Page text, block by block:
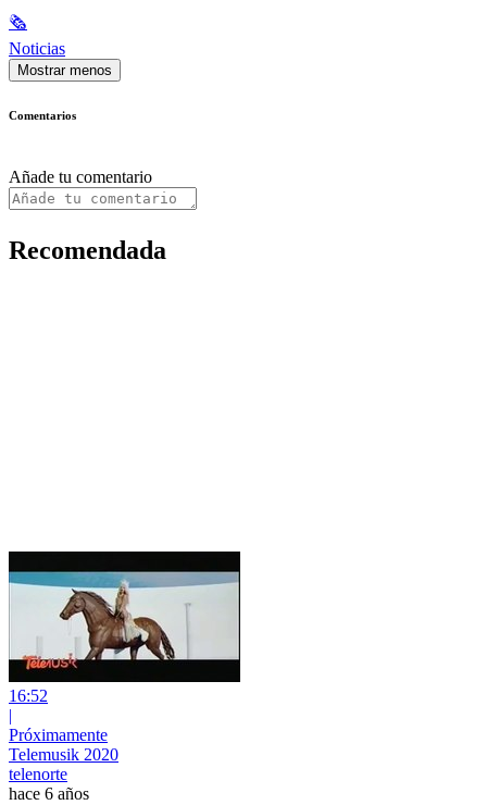
🗞
Noticias
Mostrar menos
Comentarios
Añade tu comentario
Recomendada
16:52
|
Próximamente
Telemusik 2020
telenorte
hace 6 años